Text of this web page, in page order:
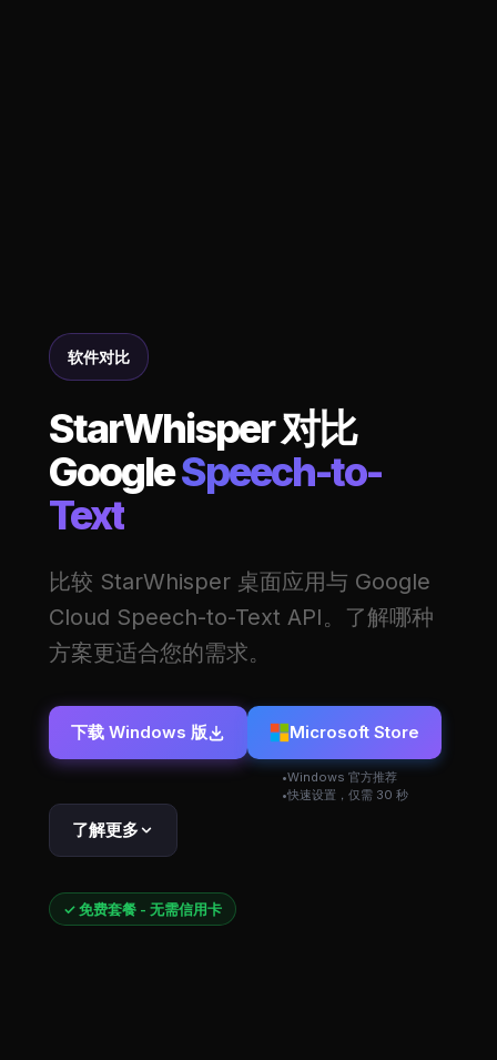
软件对比
StarWhisper 对比
GoogleSpeech-to-
Text
比较 StarWhisper 桌面应用与 Google
Cloud Speech-to-Text API。了解哪种
方案更适合您的需求。
下载 Windows 版 Microsoft Store
Windows 官方推荐
快速设置，仅需 30 秒
了解更多
✓ 免费套餐 - 无需信用卡